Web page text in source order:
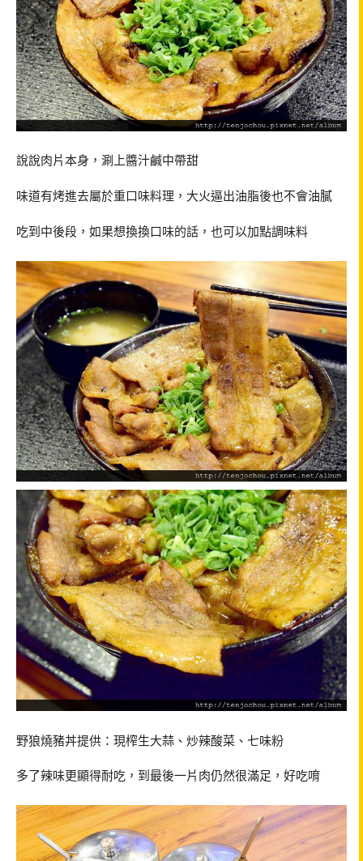
說說肉片本身，涮上醬汁鹹中帶甜
味道有烤進去屬於重口味料理，大火逼出油脂後也不會油膩
吃到中後段，如果想換換口味的話，也可以加點調味料
野狼燒豬丼提供：現榨生大蒜、炒辣酸菜、七味粉
多了辣味更顯得耐吃，到最後一片肉仍然很滿足，好吃唷